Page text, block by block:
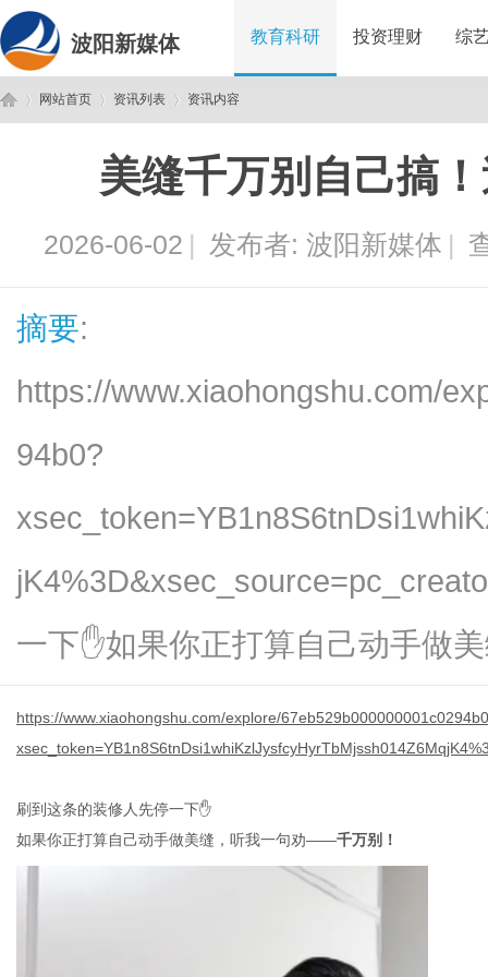
波阳新媒体 教育科研 投资理财 综
网站首页 资讯列表
›
资讯内容
美缝千万别自己搞
2026-06-02 | 发布者: 波阳新媒体 |
摘要:
https://www.xiaohongshu.com/
94b0?
一下✋如果你正打算自己动手做
https://www.xiaohongshu.com/explore/
刷到这条的装修人先停一下✋
如果你正打算自己动手做美缝，听我一句劝——千万别！